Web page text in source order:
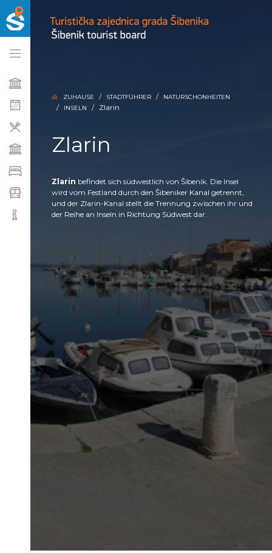
ZUHAUSE STADTFÜHRER
NATURSCHONHEITEN
INSELN
Zlarin
Zlarin
Zlarin befindet sich südwestlich von Šibenik. Die Insel
wird vom Festland durch den Šibeniker Kanal getrennt,
und der Zlarin-Kanal stellt die Trennung zwischen ihr und
der Reihe an Inseln in Richtung Südwest dar.